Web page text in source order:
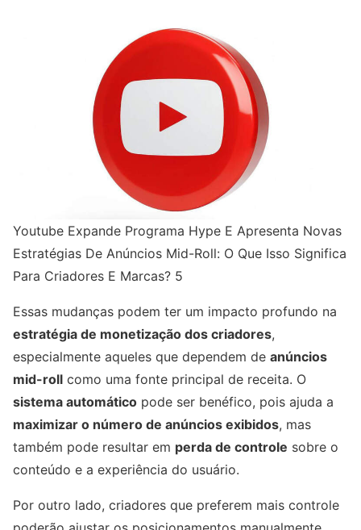
Youtube Expande Programa Hype E Apresenta Novas
Estratégias De Anúncios Mid-Roll: O Que Isso Significa
Para Criadores E Marcas? 5
Essas mudanças podem ter um impacto profundo na
estratégia de monetização dos criadores,
especialmente aqueles que dependem de anúncios
mid-roll como uma fonte principal de receita. O
sistema automático pode ser benéfico, pois ajuda a
maximizar o número de anúncios exibidos, mas
também pode resultar em perda de controle sobre o
conteúdo e a experiência do usuário.
Por outro lado, criadores que preferem mais controle